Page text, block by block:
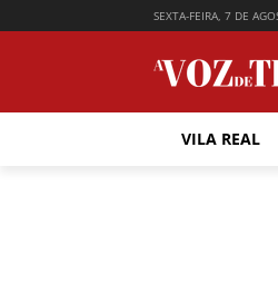
SEXTA-FEIRA, 7 DE
VILA REAL